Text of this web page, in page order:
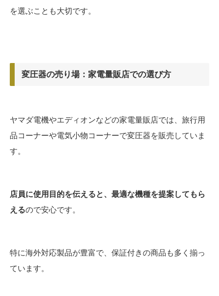
を選ぶことも大切です。
変圧器の売り場：家電量販店での選び方
ヤマダ電機やエディオンなどの家電量販店では、旅行用
品コーナーや電気小物コーナーで変圧器を販売していま
す。
店員に使用目的を伝えると、最適な機種を提案してもら
えるので安心です。
特に海外対応製品が豊富で、保証付きの商品も多く揃っ
ています。